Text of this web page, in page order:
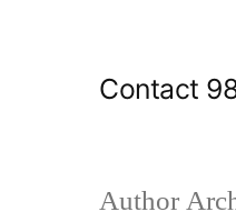
Contact
Author